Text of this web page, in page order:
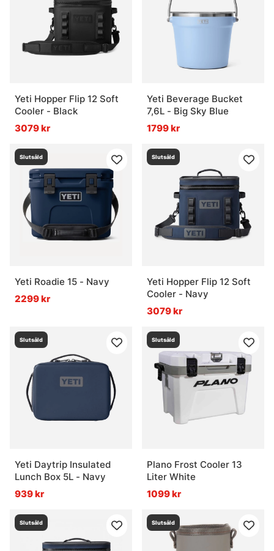
När passar en kylväska bäst?
Yeti Hopper Flip 12 Soft
Cooler - Black
3079 kr
Yeti Beverage Bucket
7,6L - Big Sky Blue
1799 kr
Slutsåld
Yeti Roadie 15 - Navy
2299 kr
Slutsåld
Yeti Hopper Flip 12 Soft
Cooler - Navy
3079 kr
Slutsåld
Yeti Daytrip Insulated
Lunch Box 5L - Navy
939 kr
Slutsåld
Plano Frost Cooler 13
Liter White
1099 kr
Slutsåld Slutsåld